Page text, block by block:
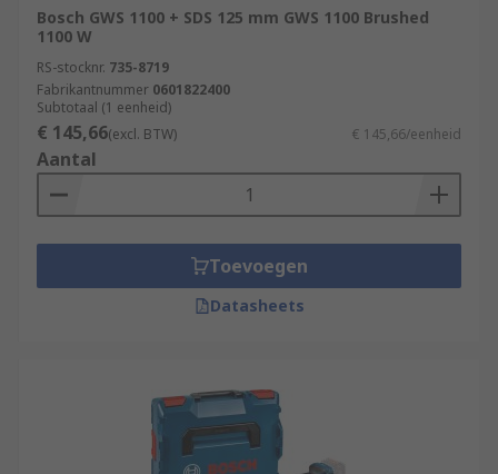
Bosch GWS 1100 + SDS 125 mm GWS 1100 Brushed
1100 W
RS-stocknr. 735-8719
Fabrikantnummer 0601822400
Subtotaal (1 eenheid)
€ 145,66(excl. BTW) € 145,66/eenheid
Aantal
Toevoegen
Datasheets